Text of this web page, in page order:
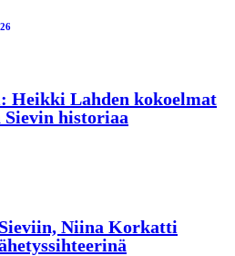
Heikki Lahden kokoelmat
Sievin historiaa
Niina Korkatti